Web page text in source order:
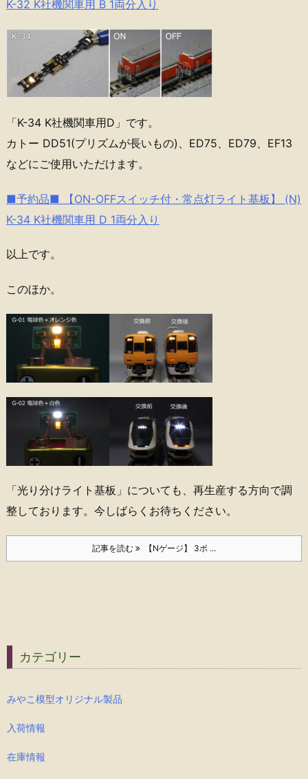
K-32 K社機関車用 B 1両分入り
「K-34 K社機関車用D」です。
カトー DD51(プリズムが長いもの)、ED75、ED79、EF13
などにご使用いただけます。
■予約品■ 【ON-OFFスイッチ付・常点灯ライト基板】 (N)
K-34 K社機関車用 D 1両分入り
以上です。
このほか。
「光り分けライト基板」についても、再生産する方向で調
整しております。今しばらくお待ちください。
記事を読む 【Nゲージ】 3ポ ...
カテゴリー
みやこ模型オリジナル製品
入荷情報
在庫情報